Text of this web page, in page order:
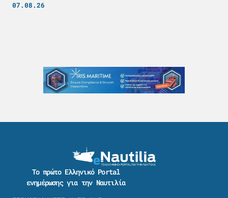
07.08.26
Το πρώτο Ελληνικό Portal
ενημέρωσης για την Ναυτιλία